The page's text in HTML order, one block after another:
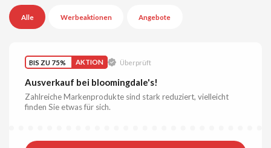
Alle Werbeaktionen Angebote
BIS ZU 75% AKTION Überprüft
Ausverkauf bei bloomingdale's!
Zahlreiche Markenprodukte sind stark reduziert, vielleicht
finden Sie etwas für sich.